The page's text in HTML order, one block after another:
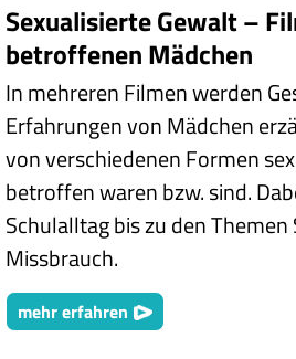
Sexualisierte Gewalt –
betroffenen Mädchen
In mehreren Filmen werden
Erfahrungen von Mädchen
von verschiedenen Formen
betroffen waren bzw. sind.
Schulalltag bis zu den
Missbrauch.
mehr erfahren